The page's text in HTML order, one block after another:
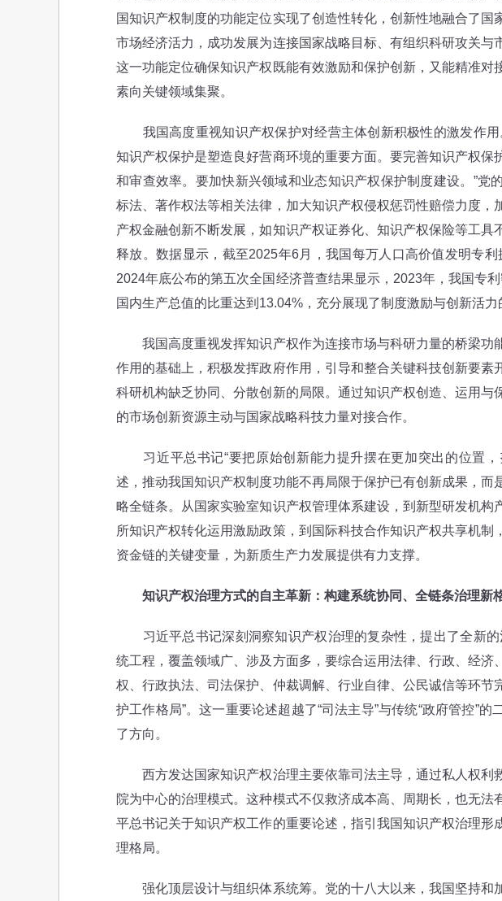
国知识产权制度的功能定位实现了创造性转化，创新性地融合了
市场经济活力，成功发展为连接国家战略目标、有组织科研攻关与
这一功能定位确保知识产权既能有效激励和保护创新，又能精准对
素向关键领域集聚。
我国高度重视知识产权保护对经营主体创新积极性的激发作用
知识产权保护是塑造良好营商环境的重要方面。要完善知识产权保
和审查效率。要加快新兴领域和业态知识产权保护制度建设。”党
标法、著作权法等相关法律，加大知识产权侵权惩罚性赔偿力度，
产权金融创新不断发展，如知识产权证券化、知识产权保险等工具
释放。数据显示，截至2025年6月，我国每万人口高价值发明专利
2024年底公布的第五次全国经济普查结果显示，2023年，我国专
国内生产总值的比重达到13.04%，充分展现了制度激励与创新活力
我国高度重视发挥知识产权作为连接市场与科研力量的桥梁功
作用的基础上，积极发挥政府作用，引导和整合关键科技创新要素
科研机构缺乏协同、分散创新的局限。通过知识产权创造、运用与
的市场创新资源主动与国家战略科技力量对接合作。
习近平总书记“要把原始创新能力提升摆在更加突出的位置，
述，推动我国知识产权制度功能不再局限于保护已有创新成果，而
略全链条。从国家实验室知识产权管理体系建设，到新型研发机
所知识产权转化运用激励政策，到国际科技合作知识产权共享机制
资金链的关键变量，为新质生产力发展提供有力支撑。
知识产权治理方式的自主革新：构建系统协同、全链条治理新
习近平总书记深刻洞察知识产权治理的复杂性，提出了全新的
统工程，覆盖领域广、涉及方面多，要综合运用法律、行政、经济
权、行政执法、司法保护、仲裁调解、行业自律、公民诚信等环节
护工作格局”。这一重要论述超越了“司法主导”与传统“政府管控”
了方向。
西方发达国家知识产权治理主要依靠司法主导，通过私人权利
院为中心的治理模式。这种模式不仅救济成本高、周期长，也无法
平总书记关于知识产权工作的重要论述，指引我国知识产权治理形
理格局。
强化顶层设计与组织体系统筹。党的十八大以来，我国坚持和